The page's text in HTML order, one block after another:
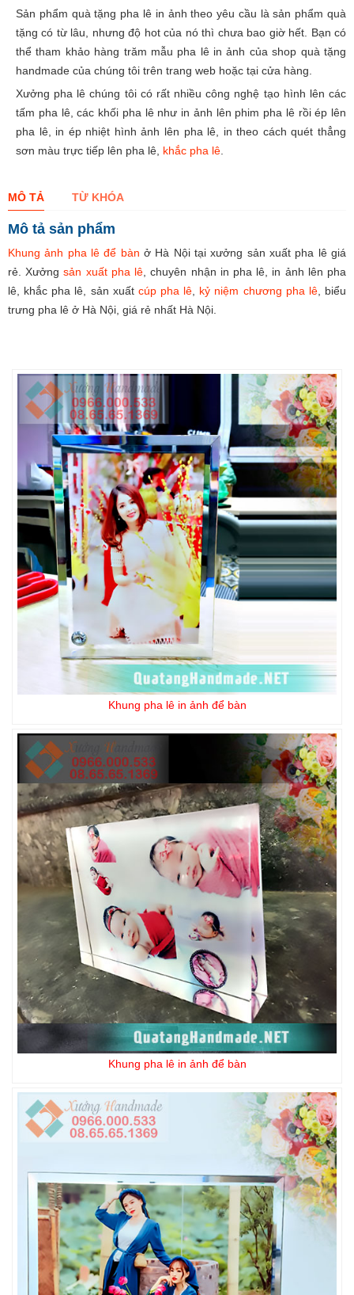
Sản phẩm quà tặng pha lê in ảnh theo yêu cầu là sản phẩm quà
tặng có từ lâu, nhưng độ hot của nó thì chưa bao giờ hết. Bạn có
thể tham khảo hàng trăm mẫu pha lê in ảnh của shop quà tặng
handmade của chúng tôi trên trang web hoặc tại cửa hàng.
Xưởng pha lê chúng tôi có rất nhiều công nghệ tạo hình lên các
tấm pha lê, các khối pha lê như in ảnh lên phim pha lê rồi ép lên
pha lê, in ép nhiệt hình ảnh lên pha lê, in theo cách quét thẳng
sơn màu trực tiếp lên pha lê, khắc pha lê
MÔ TẢ TỪ KHÓA
Mô tả sản phẩm
Khung ảnh pha lê để bàn ở Hà Nội tại xưởng sản xuất pha lê giá
rẻ. Xưởngsản xuất pha lê , chuyên nhận in pha lê, in ảnh lên pha
lê, khắc pha lê, sản xuất cúp pha lê kỷ niệm chương pha lê, biểu
trưng pha lê ở Hà Nội, giá rẻ nhất Hà Nội.
Khung pha lê in ảnh để bàn
Khung pha lê in ảnh để bàn